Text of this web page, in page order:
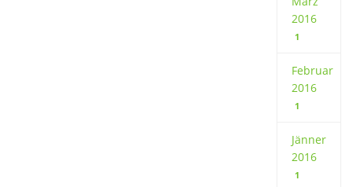
2016
1
Februar
2016
1
Jänner
2016
1